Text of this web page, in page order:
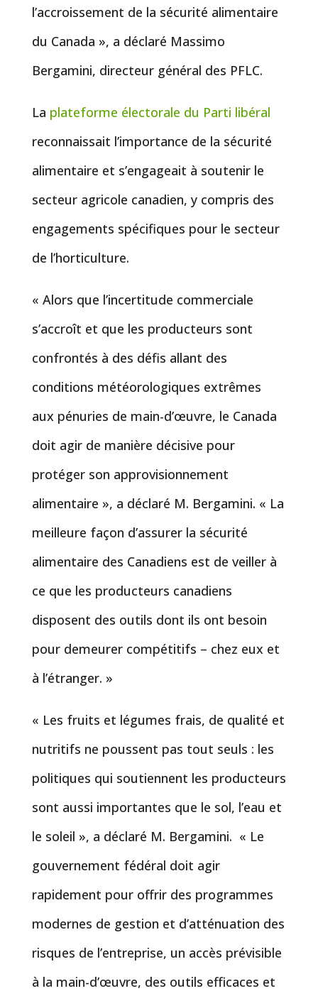
l’accroissement de la sécurité alimentaire
du Canada », a déclaré Massimo
Bergamini, directeur général des PFLC.
La plateforme électorale du Parti libéral
reconnaissait l’importance de la sécurité
alimentaire et s’engageait à soutenir le
secteur agricole canadien, y compris des
engagements spécifiques pour le secteur
de l’horticulture.
« Alors que l’incertitude commerciale
s’accroît et que les producteurs sont
confrontés à des défis allant des
conditions météorologiques extrêmes
aux pénuries de main-d’œuvre, le Canada
doit agir de manière décisive pour
protéger son approvisionnement
alimentaire », a déclaré M. Bergamini. « La
meilleure façon d’assurer la sécurité
alimentaire des Canadiens est de veiller à
ce que les producteurs canadiens
disposent des outils dont ils ont besoin
pour demeurer compétitifs – chez eux et
à l’étranger. »
« Les fruits et légumes frais, de qualité et
nutritifs ne poussent pas tout seuls : les
politiques qui soutiennent les producteurs
sont aussi importantes que le sol, l’eau et
le soleil », a déclaré M. Bergamini. « Le
gouvernement fédéral doit agir
rapidement pour offrir des programmes
modernes de gestion et d’atténuation des
risques de l’entreprise, un accès prévisible
à la main-d’œuvre, des outils efficaces et